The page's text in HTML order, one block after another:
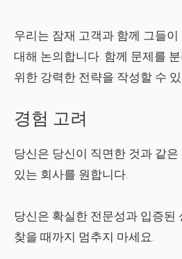
우리는 잠재 고객과 함께 그들
대해 논의합니다. 함께 문제를
위한 강력한 전략을 작성할 수
경험 고려
당신은 당신이 직면한 것과 같
있는 회사를 원합니다.
당신은 확실한 전문성과 입증된
찾을 때까지 멈추지 마세요.